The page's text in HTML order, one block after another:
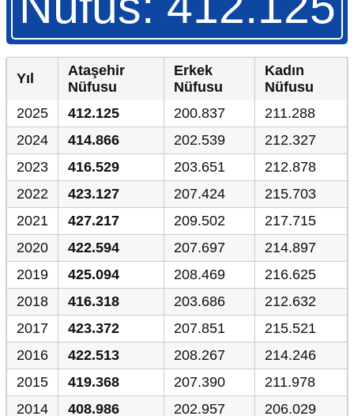
temasıyla
gerçekleştirilecek
17 Temmuz
tarihleri
arasında çeşitli
noktalarda
Yıl
Ataşehir
Nüfusu
Erkek
Nüfusu
Kadın
Nüfusu
2025
412.125 200.837
211.288
2024
414.866 202.539
212.327
2023
416.529 203.651
212.878
2022
423.127 207.424
215.703
2021
427.217 209.502
217.715
2020
422.594 207.697
214.897
2019
425.094 208.469
216.625
2018
416.318 203.686
212.632
2017
423.372 207.851
215.521
2016
422.513 208.267
214.246
2015
419.368 207.390
211.978
2014
408.986 202.957
206.029